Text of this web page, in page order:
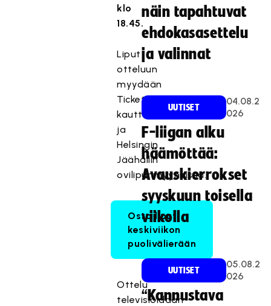
klo
18.45.
Liput
otteluun
myydään
Ticketmasterin
kautta
ja
Helsingin
Jäähallin
ovilipunmyynnissä.
Osta liput
keskiviikon
puolivälierään
Ottelu
televisioidaan
näin tapahtuvat
ehdokasasettelu
ja valinnat
UUTISET
04.08.2
026
F-liigan alku
häämöttää:
Avauskierrokset
syyskuun toisella
viikolla
UUTISET
05.08.2
026
“Kannustava